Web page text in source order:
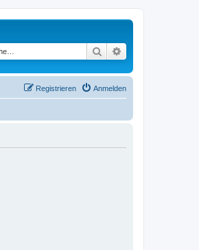
Suche
Anmelden
Registrieren